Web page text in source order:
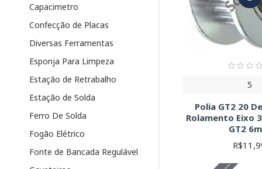
Capacimetro
Confecção de Placas
Diversas Ferramentas
Esponja Para Limpeza
Estação de Retrabalho
Estação de Solda
Ferro De Solda
Fogão Elétrico
Fonte de Bancada Regulável
Cabos:Cabos
Correias e
Mesa Aquecida:
Hotend e Bicos:
Extrusora:A
Outros
Dicas
Antes de comprar,
5
Polia GT2 20
Rolamento Eixo
GT2